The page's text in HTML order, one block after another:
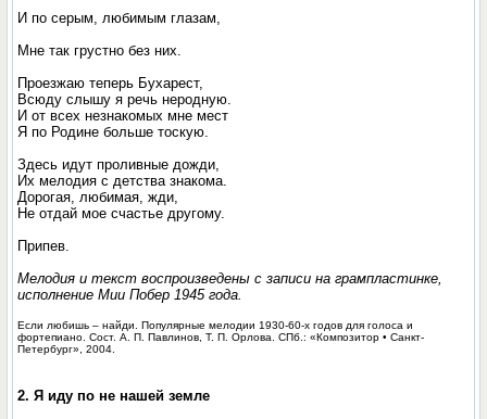
И по серым, любимым глазам,
Мне так грустно без них.
Проезжаю теперь Бухарест,
Всюду слышу я речь неродную.
И от всех незнакомых мне мест
Я по Родине больше тоскую.
Здесь идут проливные дожди,
Их мелодия с детства знакома.
Дорогая, любимая, жди,
Не отдай мое счастье другому.
Припев.
Мелодия и текст воспроизведены с записи на грампластинке,
исполнение Мии Побер 1945 года.
Если любишь – найди. Популярные мелодии 1930-60-х годов для голоса и
фортепиано. Сост. А. П. Павлинов, Т. П. Орлова. СПб.: «Композитор • Санкт-
Петербург», 2004.
2. Я иду по не нашей земле